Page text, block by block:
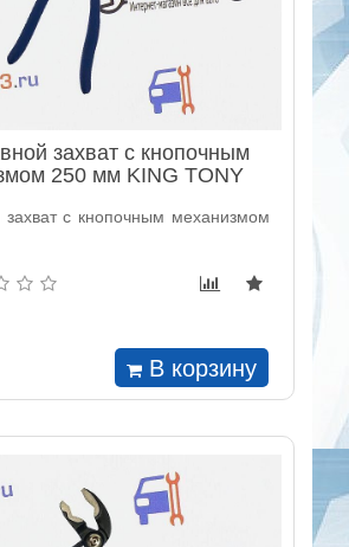
захват с кнопочным
250 мм KING TONY
захват с кнопочным механизмом
В корзину